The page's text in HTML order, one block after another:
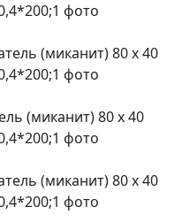
фото
(миканит) 80 х 40
фото